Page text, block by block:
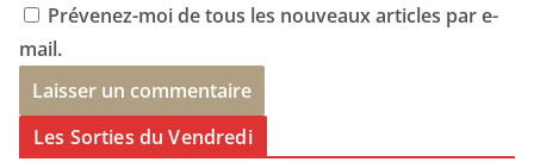
Prévenez-moi de tous les nouveaux articles par e-
mail.
Les Sorties du Vendredi